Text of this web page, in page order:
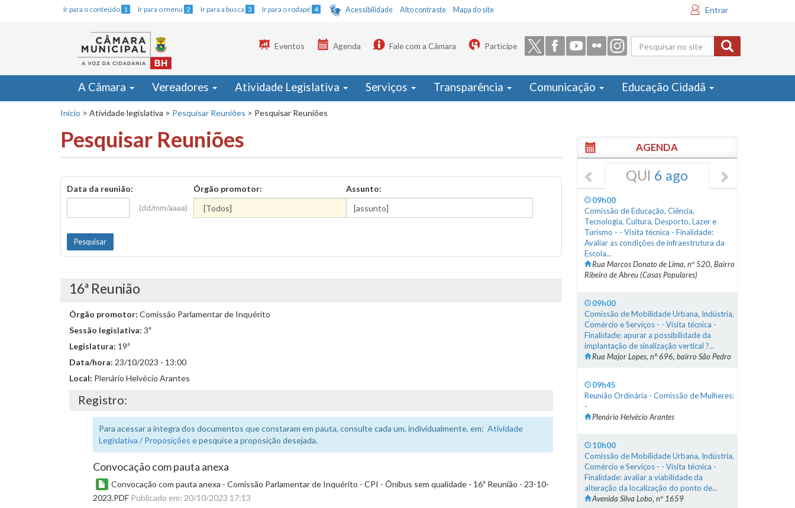
Ir para o conteúdo 1 Ir para o menu 2 Ir para a busca 3 Ir para o rodapé 4 Acessibilidade Alto contraste Mapa do site Entrar
Formulário
de busca
Eventos Agenda Fale com a Câmara Participe
A Câmara Vereadores Atividade Legislativa Serviços Transparência Comunicação Educação Cidadã
Início > Atividade legislativa > Pesquisar Reuniões > Pesquisar Reuniões
Pesquisar Reuniões
Data da reunião:
(dd/mm/aaaa)
Órgão promotor: Assunto:
16ª Reunião
Órgão promotor: Comissão Parlamentar de Inquérito
Sessão legislativa: 3ª
Legislatura: 19ª
Data/hora: 23/10/2023 - 13:00
Local: Plenário Helvécio Arantes
Registro:
Para acessar a íntegra dos documentos que constaram em pauta, consulte cada um, individualmente, em: Atividade
Legislativa / Proposições e pesquise a proposição desejada.
Convocação com pauta anexa
Convocação com pauta anexa - Comissão Parlamentar de Inquérito - CPI - Ônibus sem qualidade - 16ª Reunião - 23-10-
2023.PDF Publicado em: 20/10/2023 17:13
AGENDA
QUI 6 ago
09h00
Comissão de Educação, Ciência,
Tecnologia, Cultura, Desporto, Lazer e
Turismo - - Visita técnica - Finalidade:
Avaliar as condições de infraestrutura da
Escola...
Rua Marcos Donato de Lima, nº 520, Bairro
Ribeiro de Abreu (Casas Populares)
09h00
Comissão de Mobilidade Urbana, Indústria,
Comércio e Serviços - - Visita técnica -
Finalidade: apurar a possibilidade da
implantação de sinalização vertical ?...
Rua Major Lopes, n° 696, bairro São Pedro
09h45
Reunião Ordinária - Comissão de Mulheres:
-
Plenário Helvécio Arantes
10h00
Comissão de Mobilidade Urbana, Indústria,
Comércio e Serviços - - Visita técnica -
Finalidade: avaliar a viabilidade da
alteração da localização do ponto de...
Avenida Silva Lobo, nº 1659